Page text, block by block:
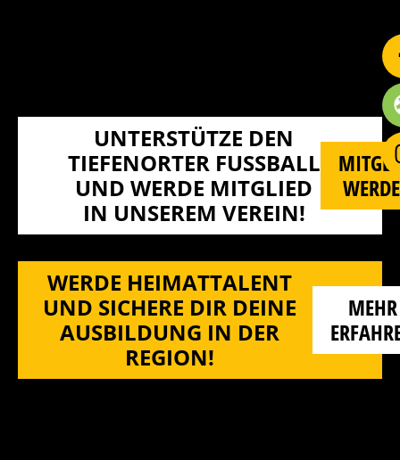
UNTERSTÜTZE DEN
TIEFENORTER FUSSBALL U
ND WERDE MITGLIED I
N UNSEREM VEREIN!
WERDE HEIMATTALENT
UND SICHERE DIR DEINE
AUSBILDUNG IN DER
REGION!
MEHR